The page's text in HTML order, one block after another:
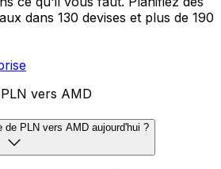
dans 130 devises et plus de 190
vers AMD
PLN vers AMD aujourd'hui ?